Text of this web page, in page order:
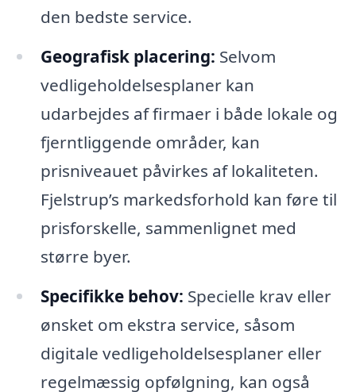
den bedste service.
Geografisk placering: Selvom
vedligeholdelsesplaner kan
udarbejdes af firmaer i både lokale og
fjerntliggende områder, kan
prisniveauet påvirkes af lokaliteten.
Fjelstrup’s markedsforhold kan føre til
prisforskelle, sammenlignet med
større byer.
Specifikke behov: Specielle krav eller
ønsket om ekstra service, såsom
digitale vedligeholdelsesplaner eller
regelmæssig opfølgning, kan også